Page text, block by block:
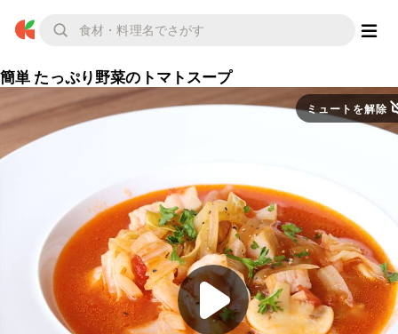
簡単 たっぷり野菜のトマトスープ
ミュートを解除